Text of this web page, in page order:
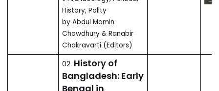
বাংলাদেশের ইতিহাস: আঞ্চলিক
পরিপ্রেক্ষিতে আদি বাংলা
(অনু. ১২০০ সা. অব্দ পর্যন্ত)
(২ খণ্ড)
by আবদুল মমিন চৌধুরী (2018)